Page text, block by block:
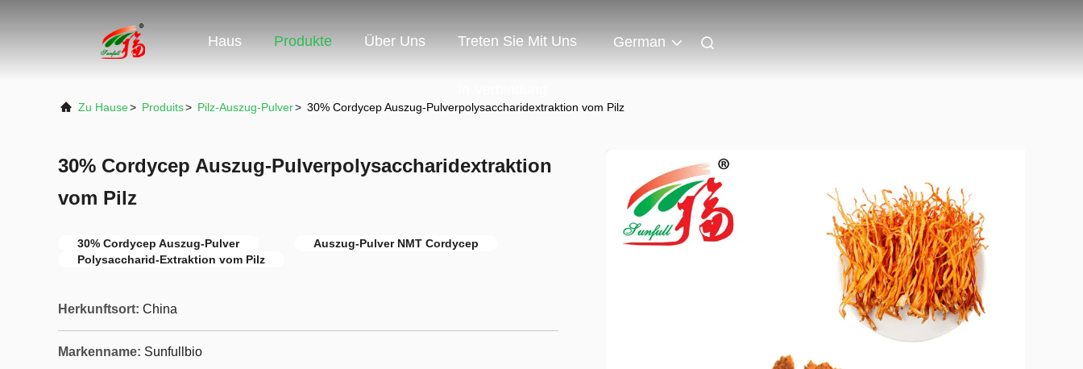
Haus Produkte Über Uns Treten Sie Mit Uns German
Zu Hause> Produits> Pilz-Auszug-Pulver> 30% Cordycep Auszug-Pulverpolysaccharidextraktion vom Pilz
30% Cordycep Auszug-Pulverpolysaccharidextraktion
vom Pilz
30% Cordycep Auszug-Pulver
Auszug-Pulver NMT Cordycep
Polysaccharid-Extraktion vom Pilz
Herkunftsort: China
Markenname: Sunfullbio